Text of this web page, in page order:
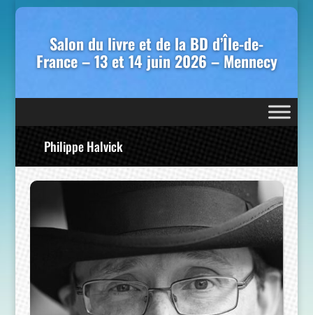
Salon du livre et de la BD d’Île-de-
France – 13 et 14 juin 2026 – Mennecy
Philippe Halvick